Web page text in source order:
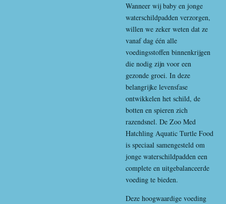
Wanneer wij baby en jonge
waterschildpadden verzorgen,
willen we zeker weten dat ze
vanaf dag één alle
voedingsstoffen binnenkrijgen
die nodig zijn voor een
gezonde groei. In deze
belangrijke levensfase
ontwikkelen het schild, de
botten en spieren zich
razendsnel. De Zoo Med
Hatchling Aquatic Turtle Food
is speciaal samengesteld om
jonge waterschildpadden een
complete en uitgebalanceerde
voeding te bieden.
Deze hoogwaardige voeding